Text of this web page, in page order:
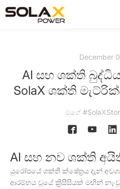
December
AI සහ ශක්ති
SolaX ශක්ති
මගේ
AI සහ නව ශක්ති
යුරෝපයේ ශක්ති ක්ෂේත්‍රය දැන්
ආරම්භය වූයේ ක්‍රිසීසියක් මඟින්